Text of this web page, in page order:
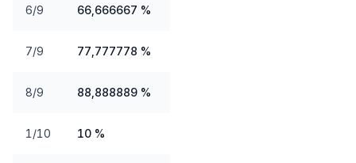
6/9 66,666667 %
7/9 77,777778 %
8/9 88,888889 %
1/10 10 %